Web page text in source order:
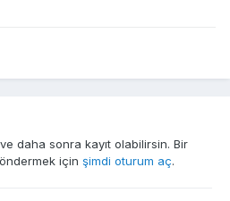
daha sonra kayıt olabilirsin. Bir
için şimdi oturum aç.